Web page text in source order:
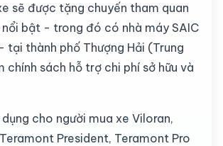
sẽ được tặng chuyến tham quan
bật - trong đó có nhà máy SAIC
tại thành phố Thượng Hải (Trung
chính sách hỗ trợ chi phí sở hữu và
cho người mua xe Viloran,
President, Teramont Pro